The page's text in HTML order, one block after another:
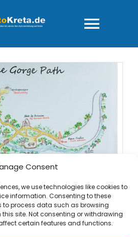
Consent
we use technologies like cookies to
information. Consenting to these
to process data such as browsing
this site. Not consenting or withdrawing
certain features and functions.
HOME
Fuhrpark
AGB –
Wie läuft das
Antonios
Patsos, Kreta
Schlucht in Patsos, Kreta: Ein
für Naturliebhaber und